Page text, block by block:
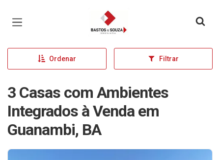
Página inicial
Ordenar Filtrar
3 Casas com Ambientes
Integrados à Venda em
Guanambi, BA